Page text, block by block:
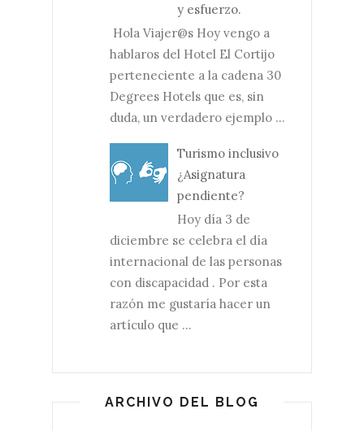
y esfuerzo.
Hola Viajer@s Hoy vengo a
hablaros del Hotel El Cortijo
perteneciente a la cadena 30
Degrees Hotels que es, sin
duda, un verdadero ejemplo ...
Turismo inclusivo
¿Asignatura
pendiente?
Hoy día 3 de
diciembre se celebra el día
internacional de las personas
con discapacidad . Por esta
razón me gustaría hacer un
artículo que ...
ARCHIVO DEL BLOG